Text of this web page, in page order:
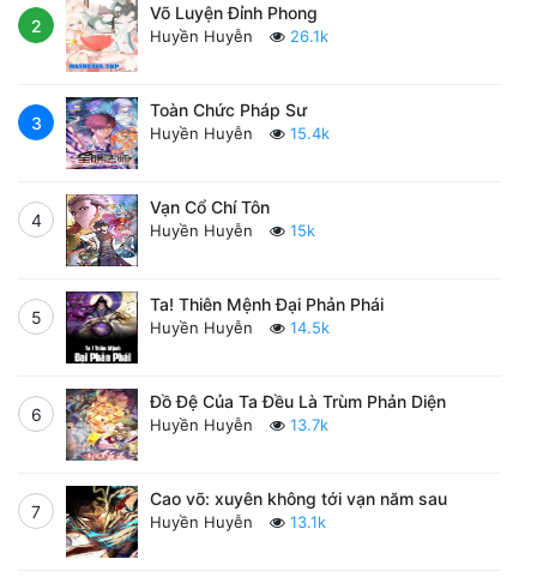
2
Võ Luyện Đỉnh Phong
Huyền Huyễn 26.1k
3
Toàn Chức Pháp Sư
Huyền Huyễn 15.4k
4
Vạn Cổ Chí Tôn
Huyền Huyễn 15k
5
Ta! Thiên Mệnh Đại Phản Phái
Huyền Huyễn 14.5k
6
Đồ Đệ Của Ta Đều Là Trùm Phản Diện
Huyền Huyễn 13.7k
7
Cao võ: xuyên không tới vạn năm sau
Huyền Huyễn 13.1k